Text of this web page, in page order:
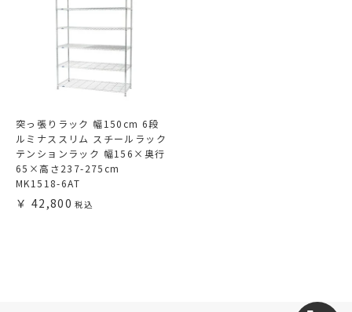
突っ張りラック 幅150cm 6段
ルミナススリム スチールラック
テンションラック 幅156×奥行
65×高さ237-275cm
MK1518-6AT
42,800